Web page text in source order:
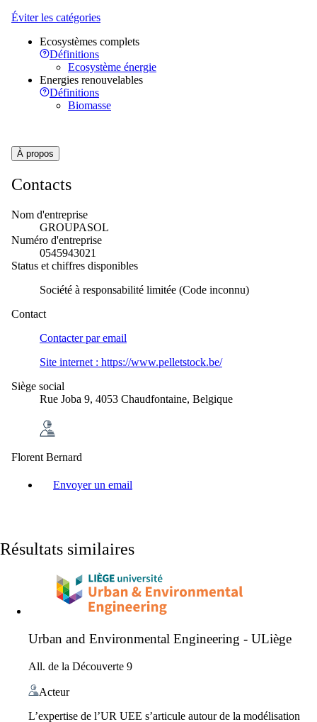
Éviter les catégories
Ecosystèmes complets
Définitions
Ecosystème énergie
Energies renouvelables
Définitions
Biomasse
À propos
Contacts
Nom d'entreprise
GROUPASOL
Numéro d'entreprise
0545943021
Status et chiffres disponibles
Société à responsabilité limitée (Code inconnu)
Contact
Contacter par email
Site internet : https://www.pelletstock.be/
Siège social
Rue Joba 9, 4053 Chaudfontaine, Belgique
Florent Bernard
Envoyer un email
Résultats similaires
Urban and Environmental Engineering - ULiège
All. de la Découverte 9
Acteur
L’expertise de l’UR UEE s’articule autour de la modélisation